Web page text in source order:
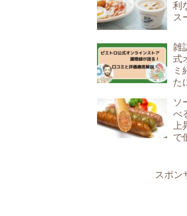
利
ス
雑
式
ミ
た
ソ
べ
上
で
スポン